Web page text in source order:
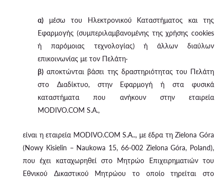
α) μέσω του Ηλεκτρονικού Καταστήματος και της
Εφαρμογής (συμπεριλαμβανομένης της χρήσης cookies
ή παρόμοιας τεχνολογίας) ή άλλων διαύλων
επικοινωνίας με τον Πελάτη·
β) αποκτώνται βάσει της δραστηριότητας του Πελάτη
στο Διαδίκτυο, στην Εφαρμογή ή στα φυσικά
καταστήματα που ανήκουν στην εταιρεία
MODIVO.COM S.A.,
είναι η εταιρεία MODIVO.COM S.A.., με έδρα τη Zielona Góra
(Nowy Kisielin – Naukowa 15, 66-002 Zielona Góra, Poland),
που έχει καταχωρηθεί στο Μητρώο Επιχειρηματιών του
Εθνικού Δικαστικού Μητρώου το οποίο τηρείται στο